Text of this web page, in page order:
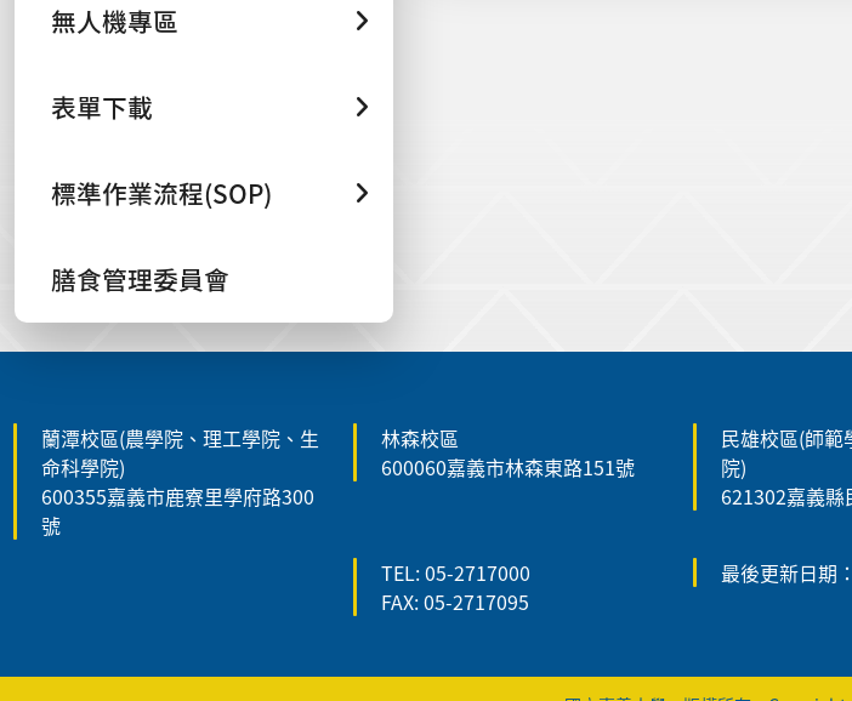
無人機專區
表單下載
標準作業流程(SOP)
膳食管理委員會
蘭潭校區(農學院、理工學院、生
命科學院)
600355嘉義市鹿寮里學府路300
號
林森校區
600060嘉義市林森東路151號
民雄校區(師
院)
621302嘉義
TEL: 05-2717000
FAX: 05-2717095
最後更新日期